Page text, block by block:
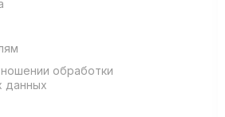
обработки
данных